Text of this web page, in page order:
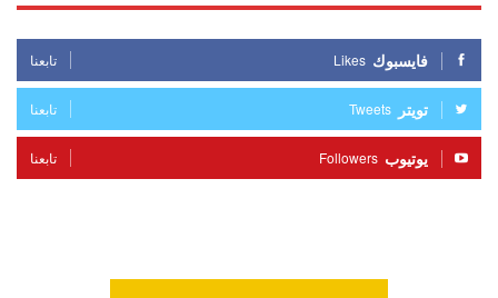
فايسبوك Likes تابعنا
تويتر Tweets تابعنا
يوتيوب Followers تابعنا